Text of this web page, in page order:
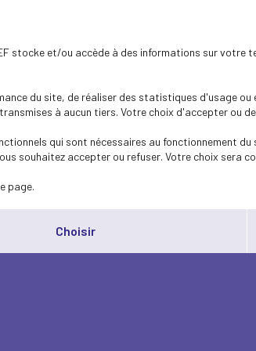
stocke et/ou accède à des informations sur
du site, de réaliser des statistiques d'usage
à aucun tiers. Votre choix d'accepter ou
qui sont nécessaires au fonctionnement
accepter ou refuser. Votre choix sera
page.
Choisir